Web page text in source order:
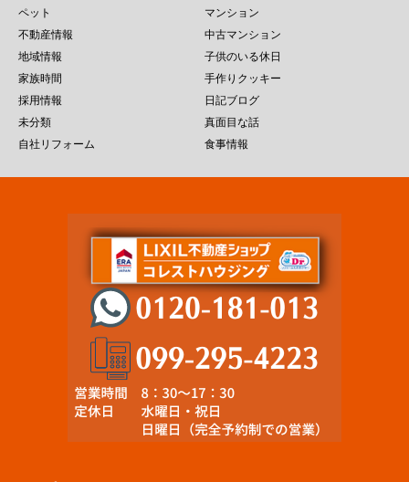
ペット
マンション
不動産情報
中古マンション
地域情報
子供のいる休日
家族時間
手作りクッキー
採用情報
日記ブログ
未分類
真面目な話
自社リフォーム
食事情報